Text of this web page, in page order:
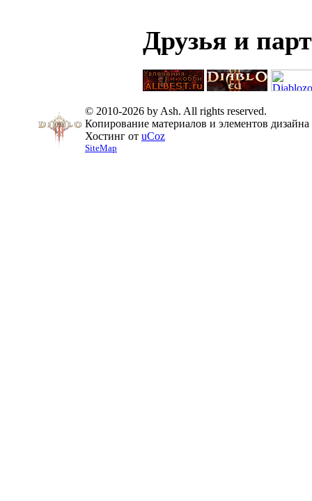
Друзья и
© 2010-2026 by Ash. All rights reserved.
Копирование материалов и элементов
Хостинг от uCoz
SiteMap